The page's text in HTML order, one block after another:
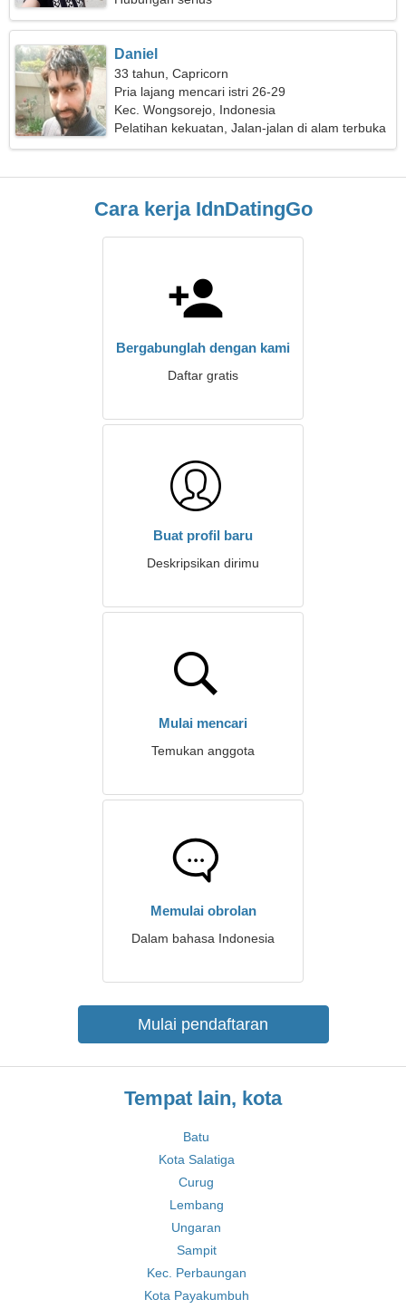
Daniel
33 tahun, Capricorn
Pria lajang mencari istri 26-29
Kec. Wongsorejo, Indonesia
Pelatihan kekuatan, Jalan-jalan di alam terbuka
Cara kerja IdnDatingGo
Bergabunglah dengan kami
Daftar gratis
Buat profil baru
Deskripsikan dirimu
Mulai mencari
Temukan anggota
Memulai obrolan
Dalam bahasa Indonesia
Mulai pendaftaran
Tempat lain, kota
Batu
Kota Salatiga
Curug
Lembang
Ungaran
Sampit
Kec. Perbaungan
Kota Payakumbuh